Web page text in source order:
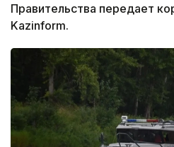
Правительства передает
Kazinform.